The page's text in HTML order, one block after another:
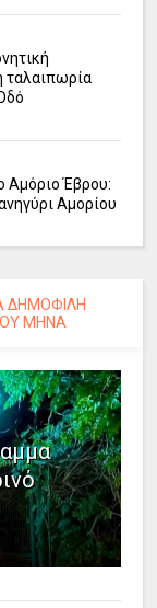
ταλαιπωρία
Αμόριο Έβρου:
Αμορίου
ΔΗΜΟΦΙΛΗ
ΜΗΝΑ